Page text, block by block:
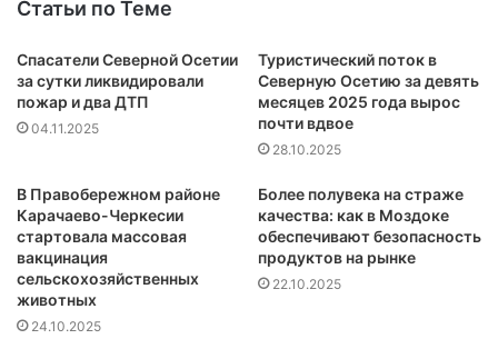
Статьи по Теме
Спасатели Северной Осетии
за сутки ликвидировали
пожар и два ДТП
04.11.2025
Туристический поток в
Северную Осетию за девять
месяцев 2025 года вырос
почти вдвое
28.10.2025
В Правобережном районе
Карачаево-Черкесии
стартовала массовая
вакцинация
сельскохозяйственных
животных
24.10.2025
Более полувека на страже
качества: как в Моздоке
обеспечивают безопасность
продуктов на рынке
22.10.2025